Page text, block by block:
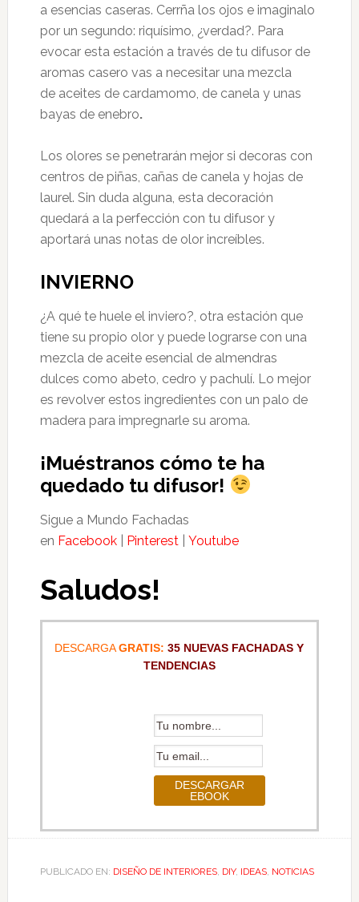
a esencias caseras. Cerrña los ojos e imaginalo
por un segundo: riquísimo, ¿verdad?. Para
evocar esta estación a través de tu difusor de
aromas casero vas a necesitar una mezcla
de aceites de cardamomo, de canela y unas
bayas de enebro.
Los olores se penetrarán mejor si decoras con
centros de piñas, cañas de canela y hojas de
laurel. Sin duda alguna, esta decoración
quedará a la perfección con tu difusor y
aportará unas notas de olor increíbles.
INVIERNO
¿A qué te huele el inviero?, otra estación que
tiene su propio olor y puede lograrse con una
mezcla de aceite esencial de almendras
dulces como abeto, cedro y pachulí. Lo mejor
es revolver estos ingredientes con un palo de
madera para impregnarle su aroma.
¡Muéstranos cómo te ha
quedado tu difusor!
Sigue a Mundo Fachadas
en Facebook| Pinterest| Youtube
Saludos!
DESCARGAGRATIS: 35 NUEVAS FACHADAS Y
TENDENCIAS
PUBLICADO EN: DISEÑO DE INTERIORES, DIY, IDEAS, NOTICIAS